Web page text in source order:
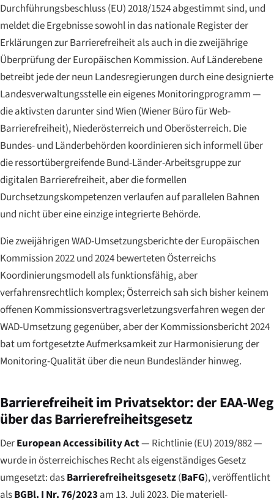
Durchführungsbeschluss (EU) 2018/1524 abgestimmt sind, und
meldet die Ergebnisse sowohl in das nationale Register der
Erklärungen zur Barrierefreiheit als auch in die zweijährige
Überprüfung der Europäischen Kommission. Auf Länderebene
betreibt jede der neun Landesregierungen durch eine designierte
Landesverwaltungsstelle ein eigenes Monitoringprogramm —
die aktivsten darunter sind Wien (Wiener Büro für Web-
Barrierefreiheit), Niederösterreich und Oberösterreich. Die
Bundes- und Länderbehörden koordinieren sich informell über
die ressortübergreifendeBund-Länder-Arbeitsgruppezur
digitalen Barrierefreiheit, aber die formellen
Durchsetzungskompetenzen verlaufen auf parallelen Bahnen
und nicht über eine einzige integrierte Behörde.
Die zweijährigen WAD-Umsetzungsberichte der Europäischen
Kommission 2022 und 2024 bewerteten Österreichs
Koordinierungsmodell als funktionsfähig, aber
verfahrensrechtlich komplex; Österreich sah sich bisher keinem
offenen Kommissionsvertragsverletzungsverfahren wegen der
WAD-Umsetzung gegenüber, aber der Kommissionsbericht 2024
bat um fortgesetzte Aufmerksamkeit zur Harmonisierung der
Monitoring-Qualität über die neun Bundesländer hinweg.
Barrierefreiheit im Privatsektor: der EAA-Weg
über das Barrierefreiheitsgesetz
DerEuropean Accessibility Act— Richtlinie (EU) 2019/882 —
wurde in österreichisches Recht als eigenständiges Gesetz
umgesetzt: dasBarrierefreiheitsgesetz(BaFG), veröffentlicht
alsBGBl. I Nr. 76/2023 am 13. Juli 2023. Die materiell-